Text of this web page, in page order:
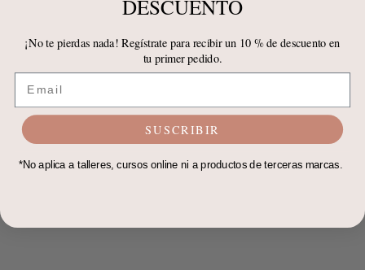
DESCUENTO
¡No te pierdas nada! Regístrate para recibir un 10 % de descuento en
tu primer pedido.
Email
SUSCRIBIR
*No aplica a talleres, cursos online ni a productos de terceras marcas.